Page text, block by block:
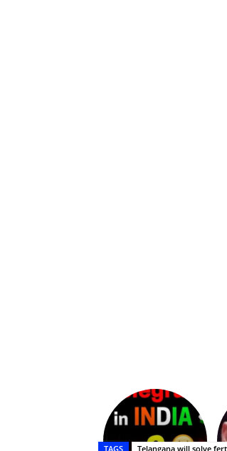
Upasana:
భర్తపై
రివెంజ్
TAGS Telangana will solve